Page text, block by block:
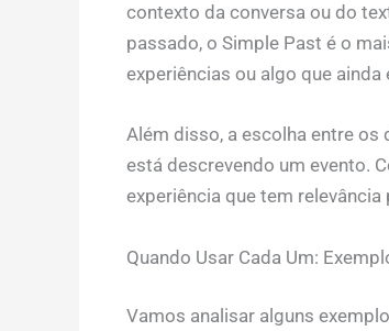
contexto da conversa ou do
passado, o Simple Past é o
experiências ou algo que
Além disso, a escolha entre os
está descrevendo um evento.
experiência que tem relevância
Quando Usar Cada Um:
Vamos analisar alguns